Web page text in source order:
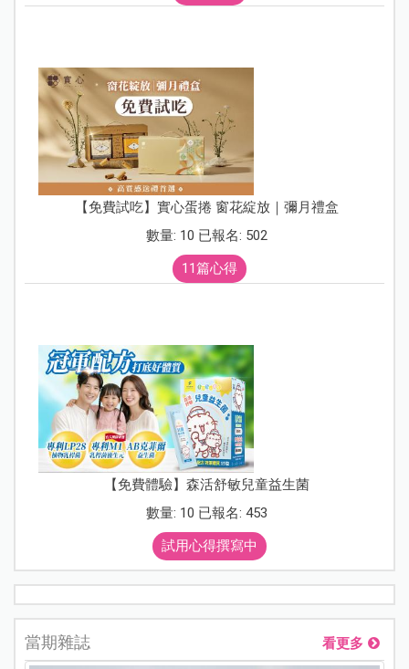
【免費試吃】實心蛋捲 窗花綻放｜彌月禮盒
數量: 10 已報名: 502
11篇心得
【免費體驗】森活舒敏兒童益生菌
數量: 10 已報名: 453
試用心得撰寫中
當期雜誌 看更多